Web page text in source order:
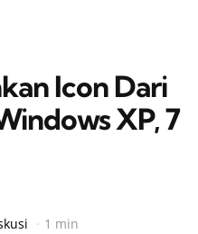
Icon Dari
XP, 7
1 min